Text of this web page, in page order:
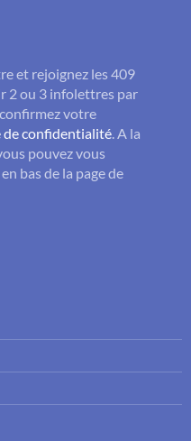
et rejoignez les 409
2 ou 3 infolettres par
votre
confidentialité. A la
pouvez vous
bas de la page de